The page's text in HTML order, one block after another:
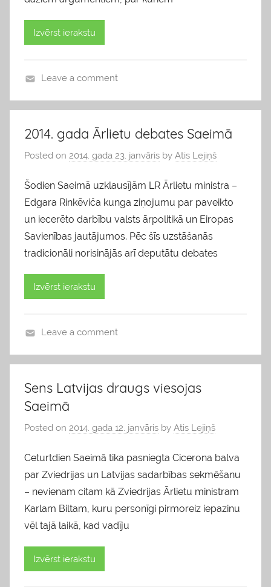
Izvērst ierakstu
l
g
s
Leave a comment
2014. gada Ārlietu debates Saeimā
Posted on 2014. gada 23. janvāris by Atis Lejiņš
Šodien Saeimā uzklausījām LR Ārlietu ministra –
Edgara Rinkēviča kunga ziņojumu par paveikto
un iecerēto darbību valsts ārpolitikā un Eiropas
Savienības jautājumos. Pēc šīs uzstāšanās
tradicionāli norisinājās arī deputātu debates
Izvērst ierakstu
l
g
s
Leave a comment
Sens Latvijas draugs viesojas
Saeimā
Posted on 2014. gada 12. janvāris by Atis Lejiņš
Ceturtdien Saeimā tika pasniegta Cicerona balva
par Zviedrijas un Latvijas sadarbības sekmēšanu
– nevienam citam kā Zviedrijas Ārlietu ministram
Karlam Biltam, kuru personīgi pirmoreiz iepazinu
vēl tajā laikā, kad vadīju
Izvērst ierakstu